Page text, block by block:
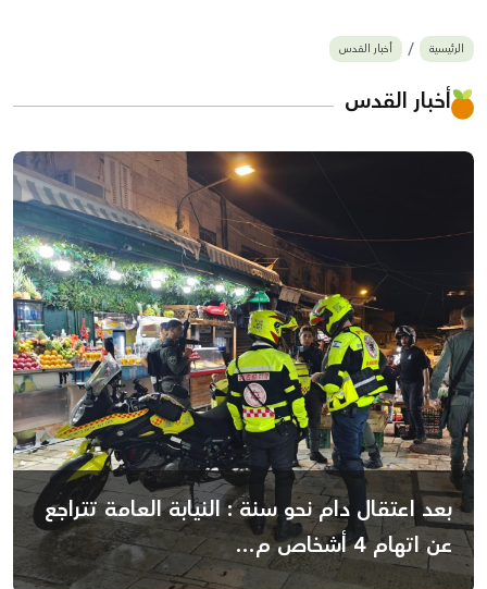
بيع وشراء
أخبار القدس
وفيات
ارسل خبر
الرئيسية أخبار القدس
أخبار القدس
بعد اعتقال دام نحو سنة : النيابة العامة تتراجع
عن اتهام 4 أشخاص م...